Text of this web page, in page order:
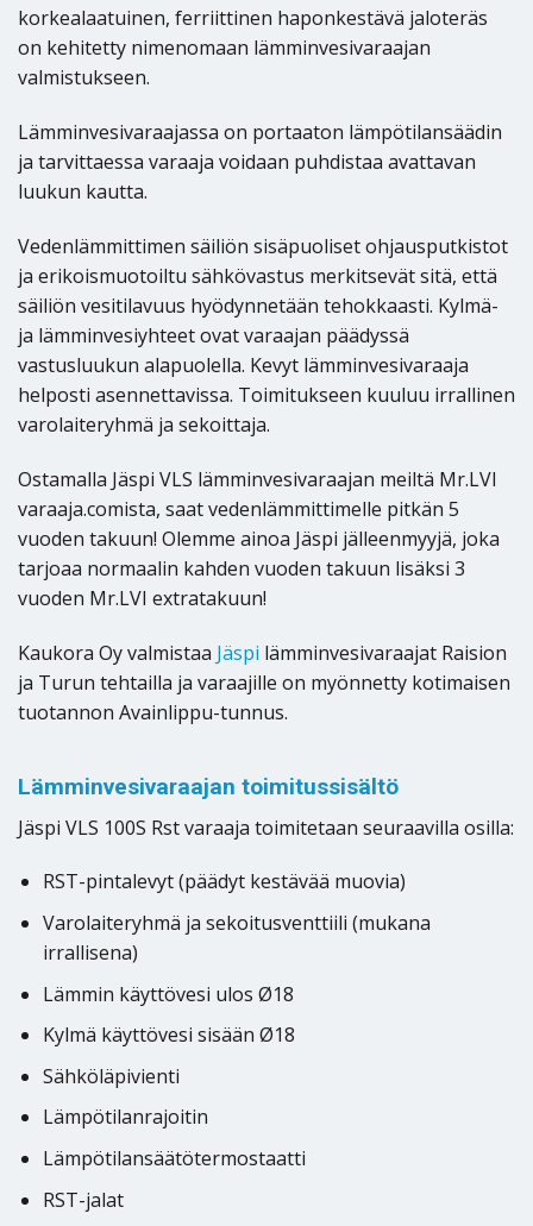
korkealaatuinen, ferriittinen haponkestävä jaloteräs
on kehitetty nimenomaan lämminvesivaraajan
valmistukseen.
Lämminvesivaraajassa on portaaton lämpötilansäädin
ja tarvittaessa varaaja voidaan puhdistaa avattavan
luukun kautta.
Vedenlämmittimen säiliön sisäpuoliset ohjausputkistot
ja erikoismuotoiltu sähkövastus merkitsevät sitä, että
säiliön vesitilavuus hyödynnetään tehokkaasti. Kylmä-
ja lämminvesiyhteet ovat varaajan päädyssä
vastusluukun alapuolella. Kevyt lämminvesivaraaja
helposti asennettavissa. Toimitukseen kuuluu irrallinen
varolaiteryhmä ja sekoittaja.
Ostamalla Jäspi VLS lämminvesivaraajan meiltä Mr.LVI
varaaja.comista, saat vedenlämmittimelle pitkän 5
vuoden takuun! Olemme ainoa Jäspi jälleenmyyjä, joka
tarjoaa normaalin kahden vuoden takuun lisäksi 3
vuoden Mr.LVI extratakuun!
Kaukora Oy valmistaa Jäspi lämminvesivaraajat Raision
ja Turun tehtailla ja varaajille on myönnetty kotimaisen
tuotannon Avainlippu-tunnus.
Lämminvesivaraajan toimitussisältö
Jäspi VLS 100S Rst varaaja toimitetaan seuraavilla osilla:
RST-pintalevyt (päädyt kestävää muovia)
Varolaiteryhmä ja sekoitusventtiili (mukana
irrallisena)
Lämmin käyttövesi ulos Ø18
Kylmä käyttövesi sisään Ø18
Sähköläpivienti
Lämpötilanrajoitin
Lämpötilansäätötermostaatti
RST-jalat